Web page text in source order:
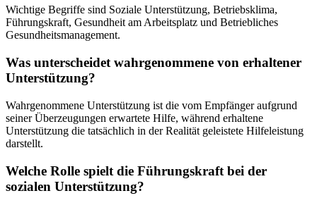
Wichtige Begriffe sind Soziale Unterstützung, Betriebsklima,
Führungskraft, Gesundheit am Arbeitsplatz und Betriebliches
Gesundheitsmanagement.
Was unterscheidet wahrgenommene von erhaltener
Unterstützung?
Wahrgenommene Unterstützung ist die vom Empfänger aufgrund
seiner Überzeugungen erwartete Hilfe, während erhaltene
Unterstützung die tatsächlich in der Realität geleistete Hilfeleistung
darstellt.
Welche Rolle spielt die Führungskraft bei der
sozialen Unterstützung?